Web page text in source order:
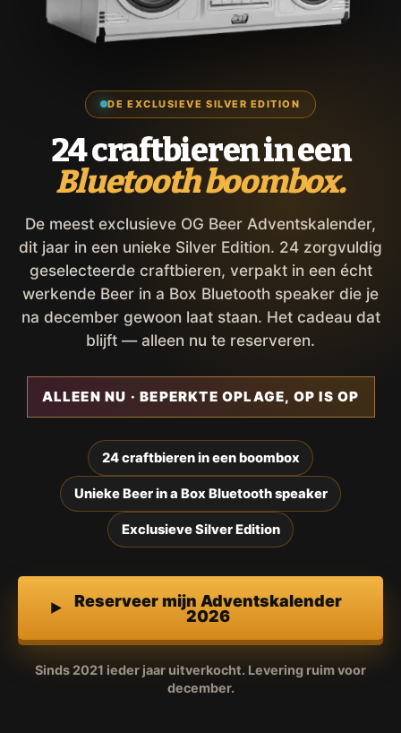
DE EXCLUSIEVE SILVER EDITION
24 craftbieren in een
Bluetooth boombox.
De meest exclusieve OG Beer Adventskalender,
dit jaar in een unieke Silver Edition. 24 zorgvuldig
geselecteerde craftbieren, verpakt in een écht
werkende Beer in a Box Bluetooth speaker die je
na december gewoon laat staan. Het cadeau dat
blijft — alleen nu te reserveren.
ALLEEN NU · BEPERKTE OPLAGE, OP IS OP
24 craftbieren in een boombox
Unieke Beer in a Box Bluetooth speaker
Exclusieve Silver Edition
Reserveer mijn Adventskalender
2026
Sinds 2021 ieder jaar uitverkocht. Levering ruim voor
december.